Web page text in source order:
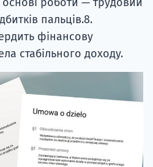
пальців.8.
фінансову
стабільного доходу.